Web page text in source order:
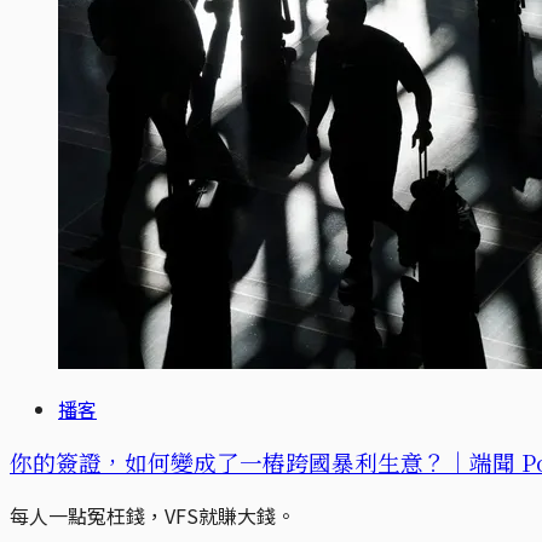
播客
你的簽證，如何變成了一樁跨國暴利生意？｜端聞
每人一點冤枉錢，VFS就賺大錢。